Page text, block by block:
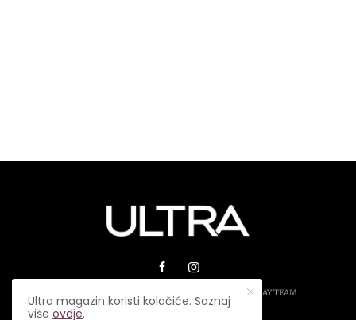
© 2026 ULTRA MAGAZIN. SVA PRAVA ZADRŽANA.PLAY TEAM
Ultra magazin koristi kolačiće. Saznaj
višeovdje.